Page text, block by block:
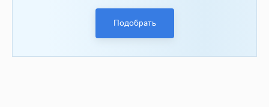
Подобрать